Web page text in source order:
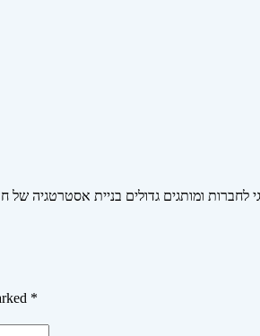
ומותגים גדולים בניית אסטרטגיה של
*